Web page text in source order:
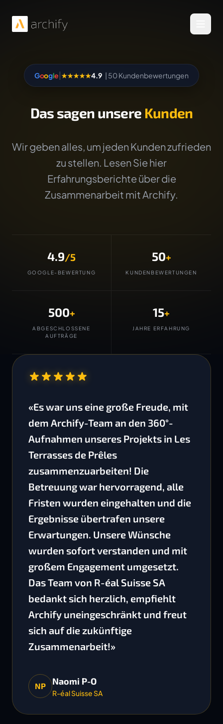
Google|★★★★★4.9 | 50 Kundenbewertungen
Das sagen unsere Kunden
Wir geben alles, um jeden Kunden zufrieden
zu stellen. Lesen Sie hier
Erfahrungsberichte über die
Zusammenarbeit mit Archify.
4.9/5
GOOGLE-BEWERTUNG
50+
KUNDENBEWERTUNGEN
500+
ABGESCHLOSSENE
AUFTRÄGE
15+
JAHRE ERFAHRUNG
«Es war uns eine große Freude, mit
dem Archify-Team an den 360°-
Aufnahmen unseres Projekts in Les
Terrasses de Prêles
zusammenzuarbeiten! Die
Betreuung war hervorragend, alle
Fristen wurden eingehalten und die
Ergebnisse übertrafen unsere
Erwartungen. Unsere Wünsche
wurden sofort verstanden und mit
großem Engagement umgesetzt.
Das Team von R-éal Suisse SA
bedankt sich herzlich, empfiehlt
Archify uneingeschränkt und freut
sich auf die zukünftige
Zusammenarbeit!»
NP Naomi P-O
R-éal Suisse SA